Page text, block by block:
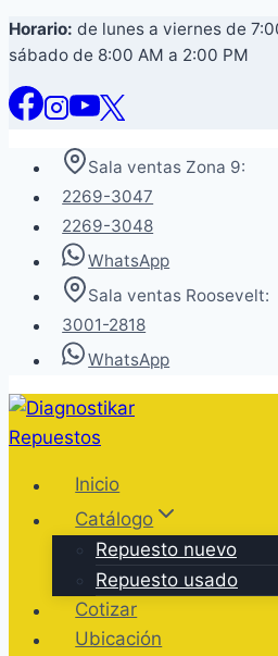
Saltar
al
contenido
Horario: de lunes a viernes de
sábado de 8:00 AM a 2:00 PM
Sala ventas Zona 9:
2269-3047
2269-3048
WhatsApp
Sala ventas Roosevelt:
3001-2818
WhatsApp
Inicio
Catálogo
Repuesto nuevo
Repuesto usado
Cotizar
Ubicación